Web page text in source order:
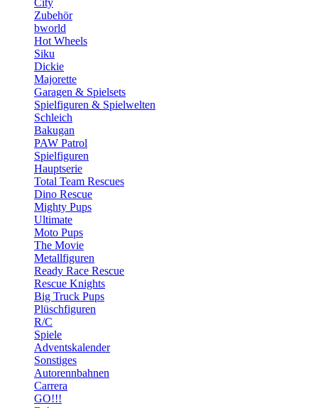
City
Zubehör
bworld
Hot Wheels
Siku
Dickie
Majorette
Garagen & Spielsets
Spielfiguren & Spielwelten
Schleich
Bakugan
PAW Patrol
Spielfiguren
Hauptserie
Total Team Rescues
Dino Rescue
Mighty Pups
Ultimate
Moto Pups
The Movie
Metallfiguren
Ready Race Rescue
Rescue Knights
Big Truck Pups
Plüschfiguren
R/C
Spiele
Adventskalender
Sonstiges
Autorennbahnen
Carrera
GO!!!